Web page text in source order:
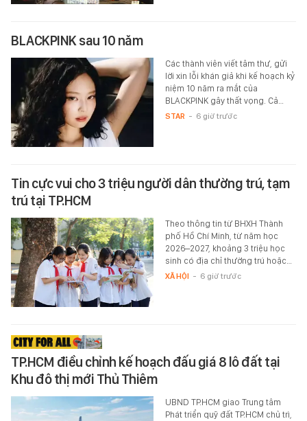
BLACKPINK sau 10 năm
Các thành viên viết tâm thư, gửi
lời xin lỗi khán giả khi kế hoạch kỷ
niệm 10 năm ra mắt của
BLACKPINK gây thất vọng. Cả…
STAR - 6 giờ trước
Tin cực vui cho 3 triệu người dân thường trú, tạm
trú tại TP.HCM
Theo thông tin từ BHXH Thành
phố Hồ Chí Minh, từ năm học
2026–2027, khoảng 3 triệu học
sinh có địa chỉ thường trú hoặc…
XÃ HỘI - 6 giờ trước
TP.HCM điều chỉnh kế hoạch đấu giá 8 lô đất tại
Khu đô thị mới Thủ Thiêm
UBND TP.HCM giao Trung tâm
Phát triển quỹ đất TP.HCM chủ trì,